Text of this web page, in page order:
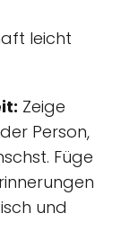
leicht
Zeige
Person,
Füge
und